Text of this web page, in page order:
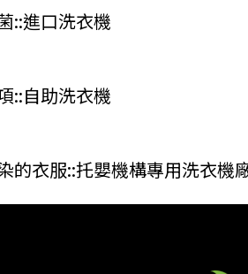
::進口洗衣機
::自助洗衣機
的衣服::托嬰機構專用洗衣機